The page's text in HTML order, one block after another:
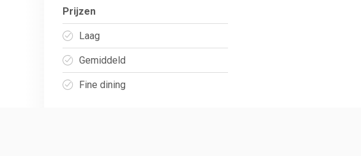
Prijzen
Laag
Gemiddeld
Fine dining